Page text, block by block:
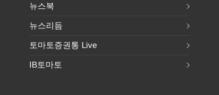
뉴스북
뉴스리듬
토마토증권통 Live
IB토마토